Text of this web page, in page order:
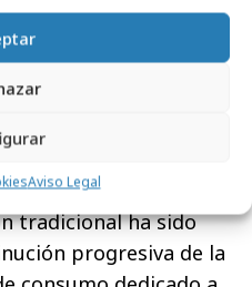
Aviso Legal
a las
puede trabajar
lineal de la tv lineal,
televisivo…)”.
el descenso del
tradicional ha sido
progresiva de la